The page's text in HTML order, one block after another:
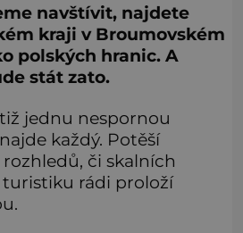
navštívit, najdete
kraji v Broumovském
polských hranic. A
stát zato.
jednu nespornou
každý. Potěší
či skalních
turistiku rádi proloží